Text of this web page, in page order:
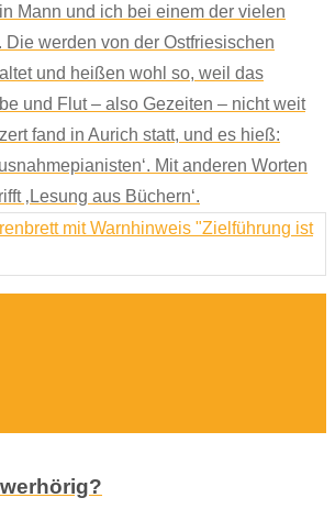
Mann und ich bei einem der vielen
Die werden von der Ostfriesischen
und heißen wohl so, weil das
und Flut – also Gezeiten – nicht weit
fand in Aurich statt, und es hieß:
Mit anderen Worten
‚Lesung aus Büchern‘.